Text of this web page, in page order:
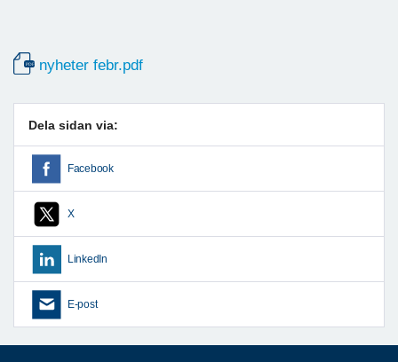
nyheter febr.pdf
Dela sidan via:
Facebook
X
LinkedIn
E-post